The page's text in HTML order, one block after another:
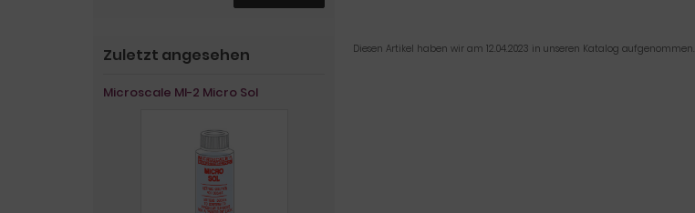
Diesen Artikel haben wir am 12.04.2023 in unseren Katalog aufgenommen.
Zuletzt angesehen
Microscale MI-2 Micro Sol